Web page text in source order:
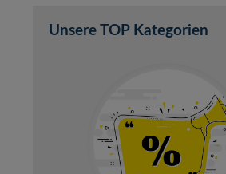
Unsere TOP Kategorien